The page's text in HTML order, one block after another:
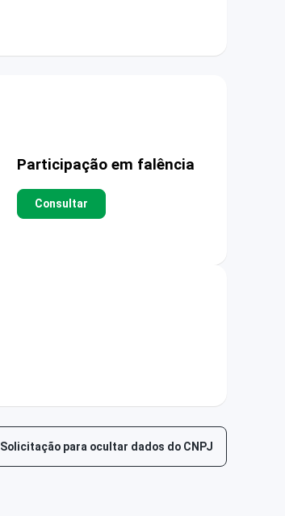
Participação em falência
Consultar
Solicitação para ocultar dados do CNPJ